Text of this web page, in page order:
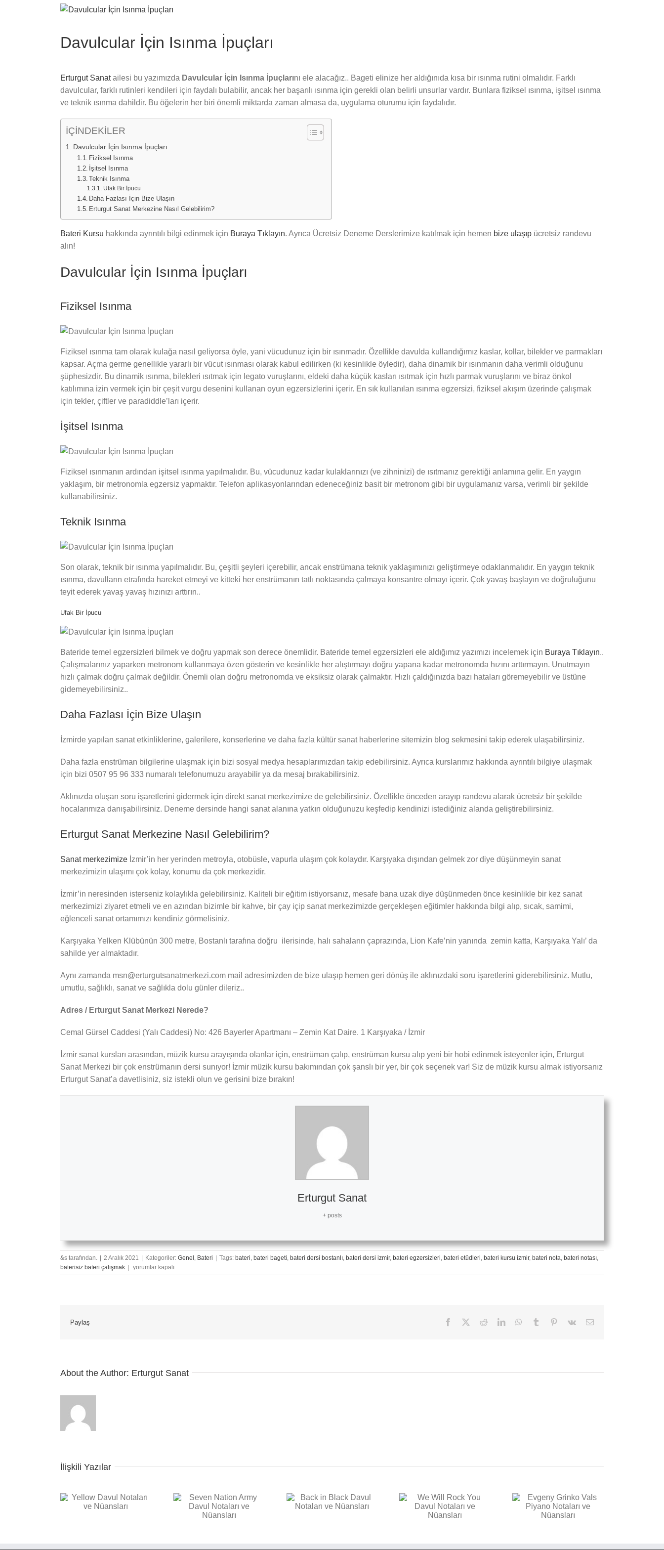
View
Davulcular İçin Isınma İpuçları
Erturgut Sanatailesi bu yazımızda Davulcular İçin Isınma İpuçlarını ele alacağız.. Bageti elinize her aldığınıda kısa bir ısınma rutini olmalıdır. Farklı
davulcular, farklı rutinleri kendileri için faydalı bulabilir, ancak her başarılı ısınma için gerekli olan belirli unsurlar vardır. Bunlara fiziksel ısınma, işitsel ısınma
ve teknik ısınma dahildir. Bu öğelerin her biri önemli miktarda zaman almasa da, uygulama oturumu için faydalıdır.
İÇİNDEKİLER
Davulcular İçin Isınma İpuçları
Fiziksel Isınma
İşitsel Isınma
Teknik Isınma
Ufak Bir İpucu
Daha Fazlası İçin Bize Ulaşın
Erturgut Sanat Merkezine Nasıl Gelebilirim?
Bateri Kursu hakkında ayrıntılı bilgi edinmek için Buraya Tıklayın. Ayrıca Ücretsiz Deneme Derslerimize katılmak için hemen bize ulaşıp ücretsiz randevu
alın!
Davulcular İçin Isınma İpuçları
Fiziksel Isınma
Fiziksel ısınma tam olarak kulağa nasıl geliyorsa öyle, yani vücudunuz için bir ısınmadır. Özellikle davulda kullandığımız kaslar, kollar, bilekler ve parmakları
kapsar. Açma germe genellikle yararlı bir vücut ısınması olarak kabul edilirken (ki kesinlikle öyledir), daha dinamik bir ısınmanın daha verimli olduğunu
şüphesizdir. Bu dinamik ısınma, bilekleri ısıtmak için legato vuruşlarını, eldeki daha küçük kasları ısıtmak için hızlı parmak vuruşlarını ve biraz önkol
katılımına izin vermek için bir çeşit vurgu desenini kullanan oyun egzersizlerini içerir. En sık kullanılan ısınma egzersizi, fiziksel akışım üzerinde çalışmak
için tekler, çiftler ve paradiddle’ları içerir.
İşitsel Isınma
Fiziksel ısınmanın ardından işitsel ısınma yapılmalıdır. Bu, vücudunuz kadar kulaklarınızı (ve zihninizi) de ısıtmanız gerektiği anlamına gelir. En yaygın
yaklaşım, bir metronomla egzersiz yapmaktır. Telefon aplikasyonlarından edeneceğiniz basit bir metronom gibi bir uygulamanız varsa, verimli bir şekilde
kullanabilirsiniz.
Teknik Isınma
Son olarak, teknik bir ısınma yapılmalıdır. Bu, çeşitli şeyleri içerebilir, ancak enstrümana teknik yaklaşımınızı geliştirmeye odaklanmalıdır. En yaygın teknik
ısınma, davulların etrafında hareket etmeyi ve kitteki her enstrümanın tatlı noktasında çalmaya konsantre olmayı içerir. Çok yavaş başlayın ve doğruluğunu
teyit ederek yavaş yavaş hızınızı arttırın..
Ufak Bir İpucu
Bateride temel egzersizleri bilmek ve doğru yapmak son derece önemlidir. Bateride temel egzersizleri ele aldığımız yazımızı incelemek için Buraya Tıklayın..
Çalışmalarınız yaparken metronom kullanmaya özen gösterin ve kesinlikle her alıştırmayı doğru yapana kadar metronomda hızını arttırmayın. Unutmayın
hızlı çalmak doğru çalmak değildir. Önemli olan doğru metronomda ve eksiksiz olarak çalmaktır. Hızlı çaldığınızda bazı hataları göremeyebilir ve üstüne
gidemeyebilirsiniz..
Daha Fazlası İçin Bize Ulaşın
İzmirde yapılan sanat etkinliklerine, galerilere, konserlerine ve daha fazla kültür sanat haberlerine sitemizin blog sekmesini takip ederek ulaşabilirsiniz.
Daha fazla enstrüman bilgilerine ulaşmak için bizi sosyal medya hesaplarımızdan takip edebilirsiniz. Ayrıca kurslarımız hakkında ayrıntılı bilgiye ulaşmak
için bizi 0507 95 96 333 numaralı telefonumuzu arayabilir ya da mesaj bırakabilirsiniz.
Aklınızda oluşan soru işaretlerini gidermek için direkt sanat merkezimize de gelebilirsiniz. Özellikle önceden arayıp randevu alarak ücretsiz bir şekilde
hocalarımıza danışabilirsiniz. Deneme dersinde hangi sanat alanına yatkın olduğunuzu keşfedip kendinizi istediğiniz alanda geliştirebilirsiniz.
Erturgut Sanat Merkezine Nasıl Gelebilirim?
Sanat merkezimize İzmir’in her yerinden metroyla, otobüsle, vapurla ulaşım çok kolaydır. Karşıyaka dışından gelmek zor diye düşünmeyin sanat
merkezimizin ulaşımı çok kolay, konumu da çok merkezidir.
İzmir’in neresinden isterseniz kolaylıkla gelebilirsiniz. Kaliteli bir eğitim istiyorsanız, mesafe bana uzak diye düşünmeden önce kesinlikle bir kez sanat
merkezimizi ziyaret etmeli ve en azından bizimle bir kahve, bir çay içip sanat merkezimizde gerçekleşen eğitimler hakkında bilgi alıp, sıcak, samimi,
eğlenceli sanat ortamımızı kendiniz görmelisiniz.
Karşıyaka Yelken Klübünün 300 metre, Bostanlı tarafına doğru ilerisinde, halı sahaların çaprazında, Lion Kafe’nin yanında zemin katta, Karşıyaka Yalı’ da
sahilde yer almaktadır.
Aynı zamanda msn@erturgutsanatmerkezi.com mail adresimizden de bize ulaşıp hemen geri dönüş ile aklınızdaki soru işaretlerini giderebilirsiniz. Mutlu,
umutlu, sağlıklı, sanat ve sağlıkla dolu günler dileriz..
Adres / Erturgut Sanat Merkezi Nerede?
Cemal Gürsel Caddesi (Yalı Caddesi) No: 426 Bayerler Apartmanı – Zemin Kat Daire. 1 Karşıyaka / İzmir
İzmir sanat kursları arasından, müzik kursu arayışında olanlar için, enstrüman çalıp, enstrüman kursu alıp yeni bir hobi edinmek isteyenler için, Erturgut
Sanat Merkezi bir çok enstrümanın dersi sunıyor! İzmir müzik kursu bakımından çok şanslı bir yer, bir çok seçenek var! Siz de müzik kursu almak istiyorsanız
Erturgut Sanat’a davetlisiniz, siz istekli olun ve gerisini bize bırakın!
Erturgut Sanat
+ posts
&s tarafından. 2 Aralık 2021 Kategoriler: Genel , Bateri Tags: bateri, bateri bageti, bateri dersi bostanlı, bateri dersi izmir, bateri egzersizleri, bateri etüdleri, bateri kursu izmir, bateri nota, bateri notası,
baterisiz bateri çalışmak
Davulcular
İçin
yorumlar kapalı
Paylaş Facebook RedditLinkedInWhatsApp
Tumblr Pinterest
Vk
E-
About the Author: Erturgut Sanat
İlişkili Yazılar
Seven Nation Army
Back in Black Davul
Notaları ve Nüansları
Evgeny Grinko Vals
Piyano Notaları ve